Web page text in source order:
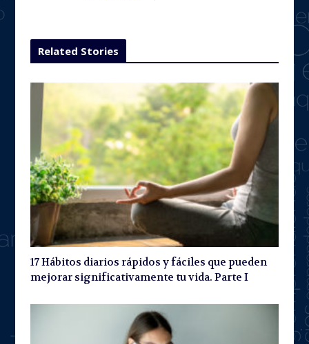
Related Stories
17 Hábitos diarios rápidos y fáciles que pueden
mejorar significativamente tu vida. Parte I